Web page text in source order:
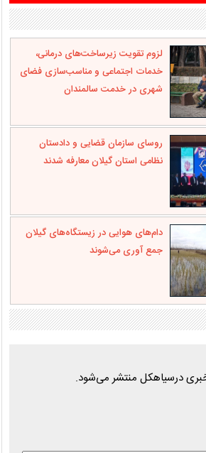
لزوم تقویت زیرساخت‌های درمانی،
خدمات اجتماعی و مناسب‌سازی فضای
شهری در خدمت سالمندان
روسای سازمان قضایی و دادستان
نظامی استان گیلان معارفه شدند
دام‌های هوایی در زیستگاه‌های گیلان
جمع آوری می‌شوند